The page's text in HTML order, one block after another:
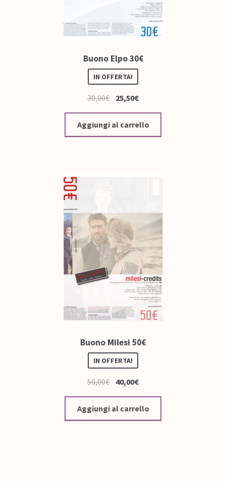
Buono Elpo 30€
IN OFFERTA!
30,00€ 25,50€
Aggiungi al carrello
Buono Milesi 50€
IN OFFERTA!
50,00€ 40,00€
Aggiungi al carrello